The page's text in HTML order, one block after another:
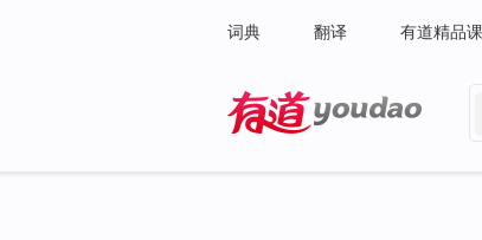
词典 翻译 有道精品课